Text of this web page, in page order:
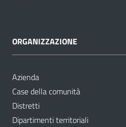
ORGANIZZAZIONE
Azienda
Case della comunità
Distretti
Dipartimenti territoriali